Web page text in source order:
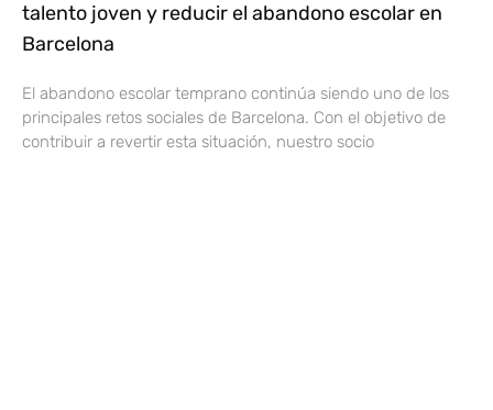
talento joven y reducir el abandono escolar en
Barcelona
El abandono escolar temprano continúa siendo uno de los
principales retos sociales de Barcelona. Con el objetivo de
contribuir a revertir esta situación, nuestro socio